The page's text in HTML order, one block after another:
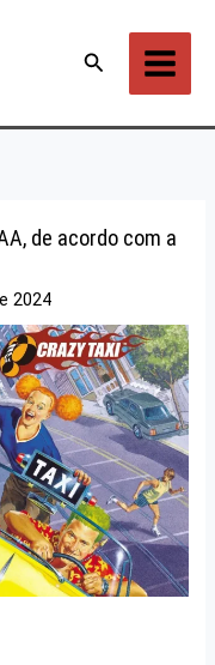
Pesquisar
de acordo com a
2024